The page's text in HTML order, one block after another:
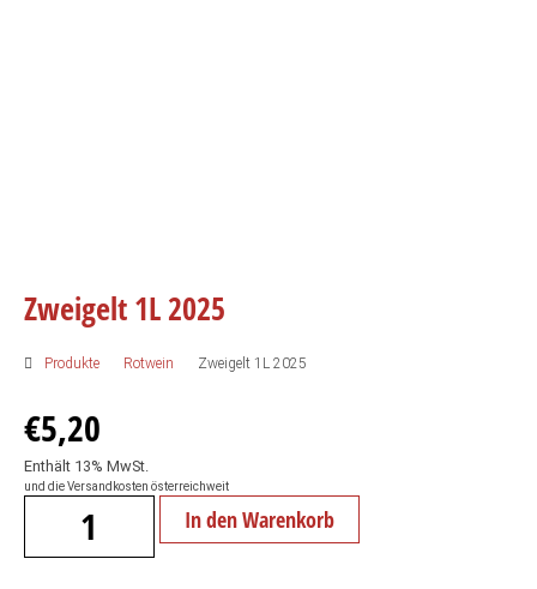
Zweigelt 1L 2025
Produkte Rotwein Zweigelt 1L 2025
€5,20
Enthält 13% MwSt.
und die Versandkosten österreichweit
In den Warenkorb